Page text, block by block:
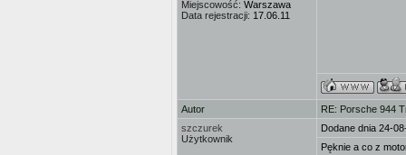
Miejscowość: Warszawa
Data rejestracji: 17.06.11
Autor
RE: Porsche 944
szczurek
Użytkownik
Dodane dnia 24-
Pęknie a co z